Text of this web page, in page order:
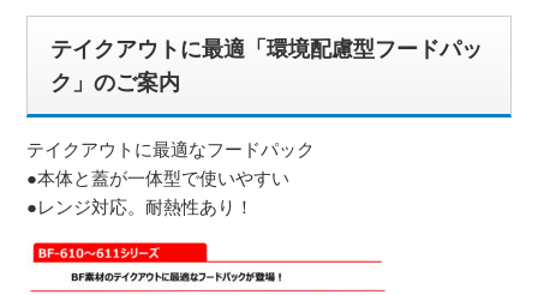
テイクアウトに最適「環境配慮型フードパッ
ク」のご案内
テイクアウトに最適なフードパック
●本体と蓋が一体型で使いやすい
●レンジ対応。耐熱性あり！